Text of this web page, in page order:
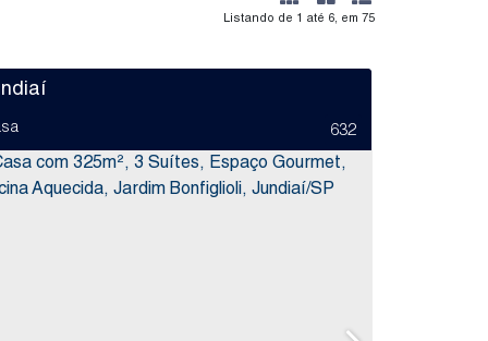
Listando de 1 até 6, em 75
632